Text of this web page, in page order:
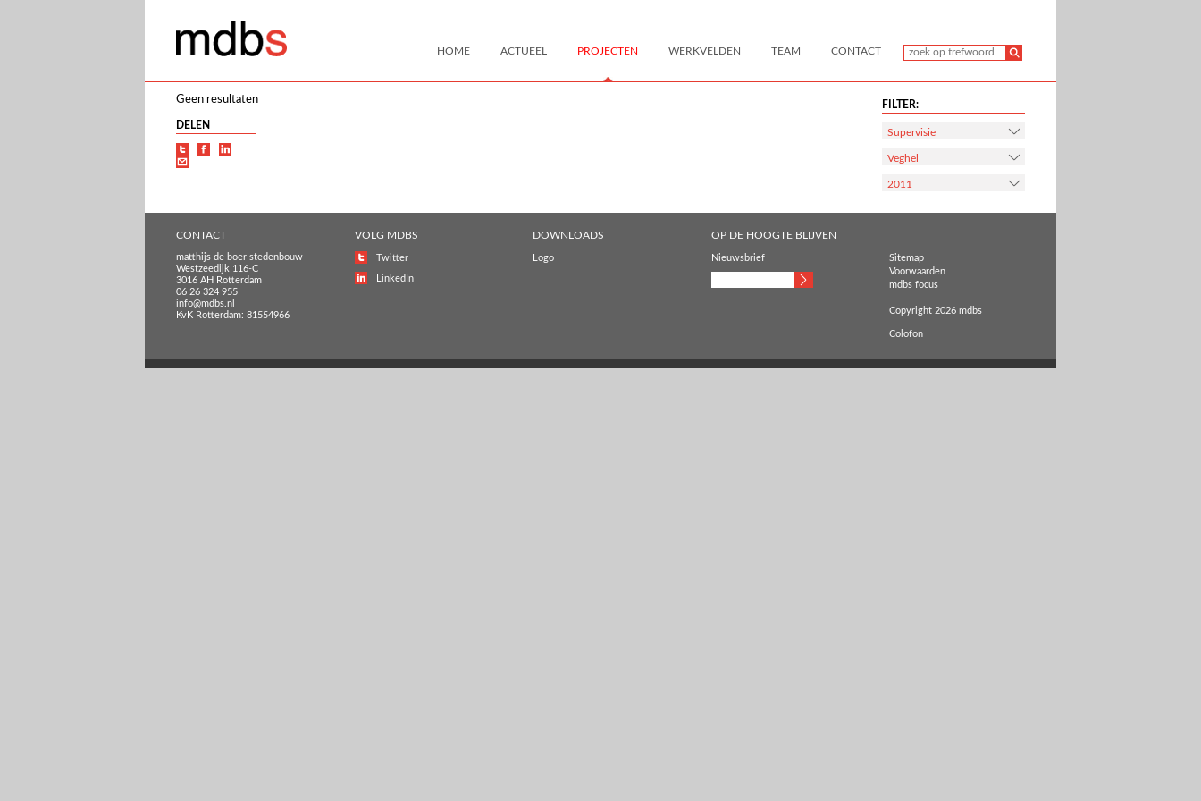
HOME ACTUEEL PROJECTEN WERKVELDEN TEAM CONTACT
Geen resultaten
DELEN
FILTER:
Supervisie
Veghel
2011
CONTACT
matthijs de boer stedenbouw
Westzeedijk 116-C
3016 AH Rotterdam
06 26 324 955
info@mdbs.nl
KvK Rotterdam: 81554966
VOLG MDBS
Twitter
LinkedIn
DOWNLOADS
Logo
OP DE HOOGTE BLIJVEN
Nieuwsbrief
Sitemap
Voorwaarden
mdbs focus
Copyright 2026 mdbs
Colofon